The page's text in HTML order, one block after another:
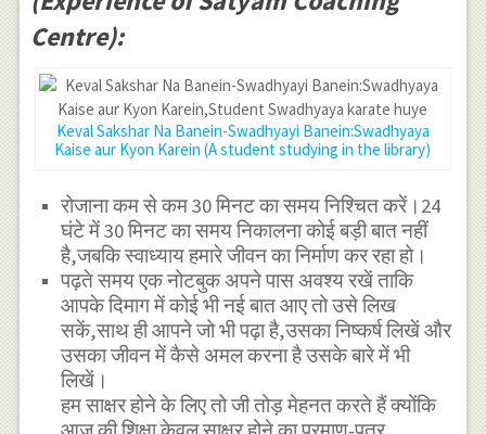
Centre):
Keval Sakshar Na Banein-Swadhyayi Banein:Swadhyaya
Kaise aur Kyon Karein (A student studying in the library)
रोजाना कम से कम 30 मिनट का समय निश्चित करें।24
घंटे में 30 मिनट का समय निकालना कोई बड़ी बात नहीं
है,जबकि स्वाध्याय हमारे जीवन का निर्माण कर रहा हो।
पढ़ते समय एक नोटबुक अपने पास अवश्य रखें ताकि
आपके दिमाग में कोई भी नई बात आए तो उसे लिख
सकें,साथ ही आपने जो भी पढ़ा है,उसका निष्कर्ष लिखें और
उसका जीवन में कैसे अमल करना है उसके बारे में भी
लिखें।
हम साक्षर होने के लिए तो जी तोड़ मेहनत करते हैं क्योंकि